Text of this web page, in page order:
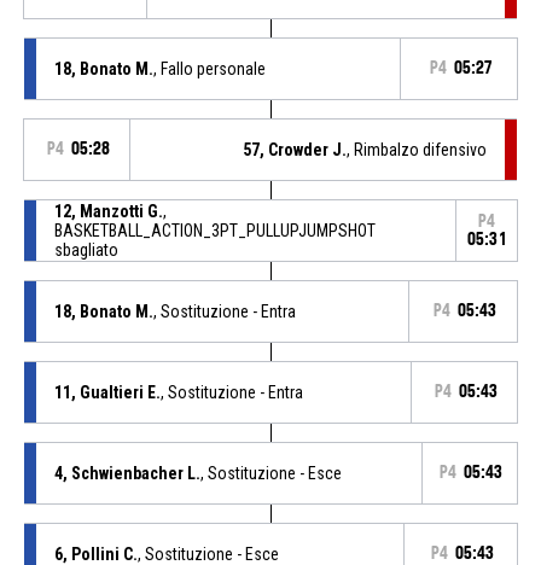
18, Bonato M., Fallo personale P4 05:27
P4 05:28 57, Crowder J., Rimbalzo difensivo
12, Manzotti G.,
BASKETBALL_ACTION_3PT_PULLUPJUMPSHOT
sbagliato
P4
05:31
18, Bonato M., Sostituzione - Entra P4 05:43
11, Gualtieri E., Sostituzione - Entra P4 05:43
4, Schwienbacher L., Sostituzione - Esce P4 05:43
6, Pollini C., Sostituzione - Esce P4 05:43